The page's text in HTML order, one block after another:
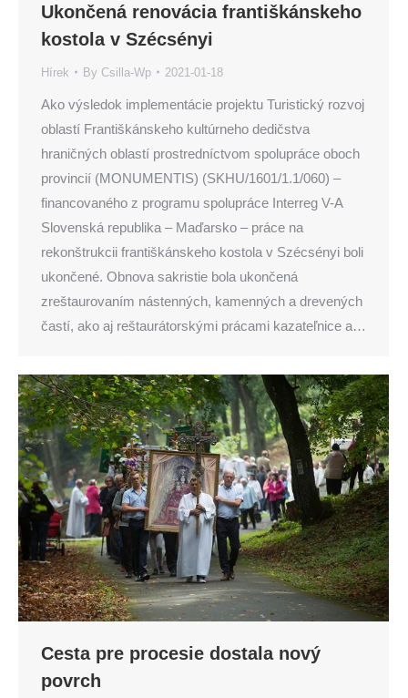
Ukončená renovácia františkánskeho
kostola v Szécsényi
Hírek By Csilla-Wp 2021-01-18
Ako výsledok implementácie projektu Turistický rozvoj
oblastí Františkánskeho kultúrneho dedičstva
hraničných oblastí prostredníctvom spolupráce oboch
provincií (MONUMENTIS) (SKHU/1601/1.1/060) –
financovaného z programu spolupráce Interreg V-A
Slovenská republika – Maďarsko – práce na
rekonštrukcii františkánskeho kostola v Szécsényi boli
ukončené. Obnova sakristie bola ukončená
zreštaurovaním nástenných, kamenných a drevených
častí, ako aj reštaurátorskými prácami kazateľnice a…
Cesta pre procesie dostala nový
povrch